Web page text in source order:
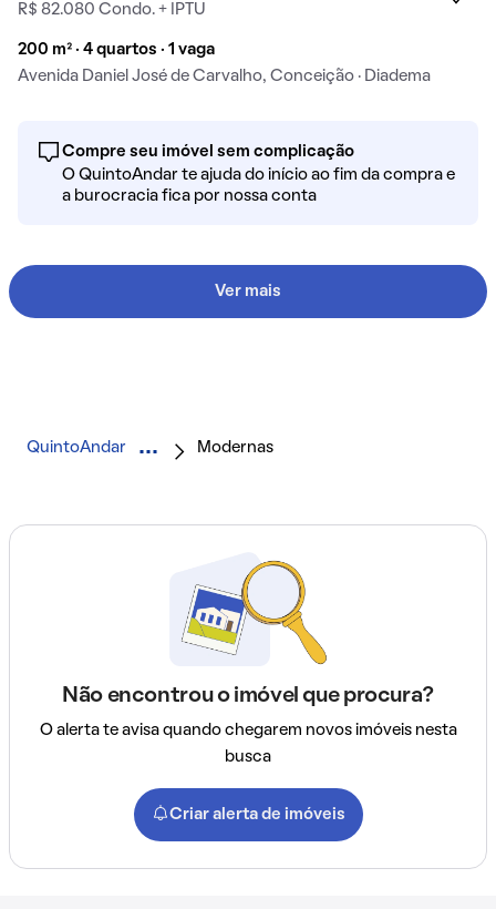
R$ 82.080 Condo. + IPTU
200 m² · 4 quartos · 1 vaga
Avenida Daniel José de Carvalho, Conceição · Diadema
Compre seu imóvel sem complicação
O QuintoAndar te ajuda do início ao fim da compra e
a burocracia fica por nossa conta
Ver mais
QuintoAndar Modernas
Não encontrou o imóvel que procura?
O alerta te avisa quando chegarem novos imóveis nesta
busca
Criar alerta de imóveis